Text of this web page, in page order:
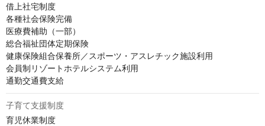
借上社宅制度
各種社会保険完備
医療費補助（一部）
総合福祉団体定期保険
健康保険組合保養所／スポーツ・アスレチック施設利用
会員制リゾートホテルシステム利用
通勤交通費支給
子育て支援制度
育児休業制度